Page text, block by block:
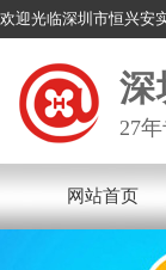
欢迎光临深圳市恒兴安
深
27
网站首页